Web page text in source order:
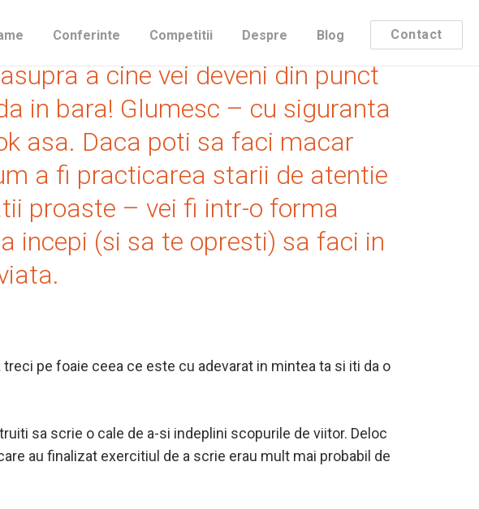
Conferinte Competitii Despre Blog Contact
anumiti psihologi, “decada
a cine vei deveni din punct
in bara! Glumesc – cu siguranta
asa. Daca poti sa faci macar
a fi practicarea starii de atentie
proaste – vei fi intr-o forma
incepi (si sa te opresti) sa faci in
pe foaie ceea ce este cu adevarat in mintea ta si iti da o
sa scrie o cale de a-si indeplini scopurile de viitor. Deloc
au finalizat exercitiul de a scrie erau mult mai probabil de